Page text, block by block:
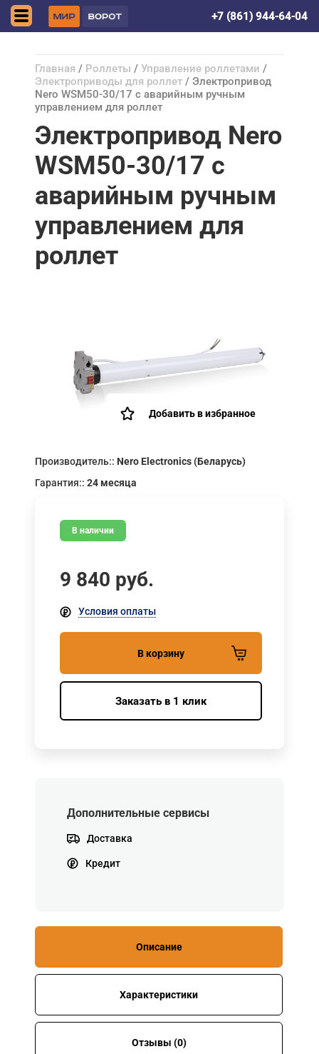
+7 (861) 944-64-04
Главная / Роллеты / Управление роллетами /
Электроприводы для роллет / Электропривод
Nero WSM50-30/17 c аварийным ручным
управлением для роллет
Электропривод Nero
WSM50-30/17 c
аварийным ручным
управлением для
роллет
Добавить в избранное
Производитель:: Nero Electronics (Беларусь)
Гарантия:: 24 месяца
В наличии
9 840 руб.
Условия оплаты
В корзину
Заказать в 1 клик
Дополнительные сервисы
Доставка
Кредит
Описание
Характеристики
Отзывы (0)